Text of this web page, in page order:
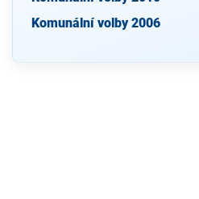
Komunální volby 2006